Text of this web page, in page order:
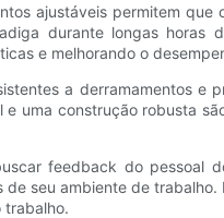
ajustáveis ​​permitem que
durante longas horas
e melhorando o
a derramamentos e
uma construção robusta
feedback do pessoal
seu ambiente de
trabalho.